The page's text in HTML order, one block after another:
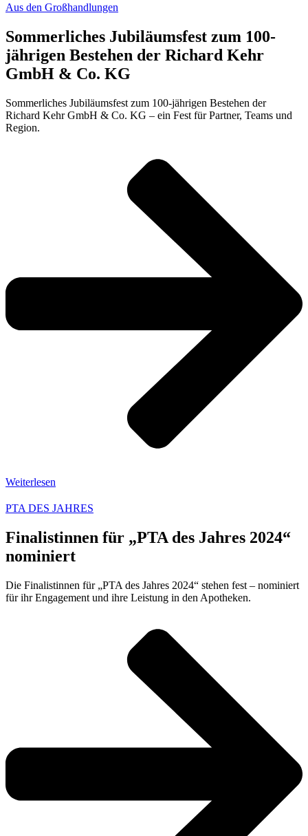
Aus den Großhandlungen
Sommerliches Jubiläumsfest zum 100-
jährigen Bestehen der Richard Kehr
GmbH & Co. KG
Sommerliches Jubiläumsfest zum 100-jährigen Bestehen der
Richard Kehr GmbH & Co. KG – ein Fest für Partner, Teams und
Region.
Weiterlesen
PTA DES JAHRES
Finalistinnen für „PTA des Jahres 2024“
nominiert
Die Finalistinnen für „PTA des Jahres 2024“ stehen fest – nominiert
für ihr Engagement und ihre Leistung in den Apotheken.